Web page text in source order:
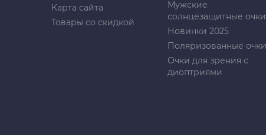
Карта сайта
Товары со скидкой
Мужские
солнцезащитные очки
Новинки 2025
Поляризованные очки
Очки для зрения с
диоптриями